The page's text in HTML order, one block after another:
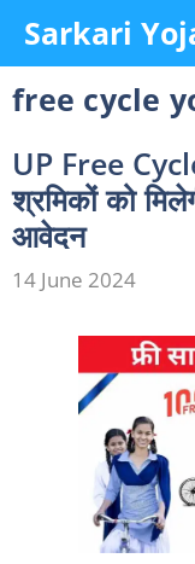
content
Sarkari
free cycle
UP Free
श्रमिकों को
आवेदन
14 June 2024